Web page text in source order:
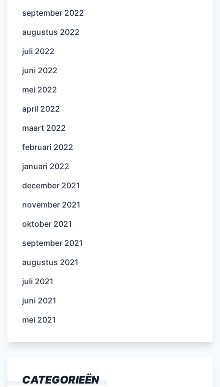
september 2022
augustus 2022
juli 2022
juni 2022
mei 2022
april 2022
maart 2022
februari 2022
januari 2022
december 2021
november 2021
oktober 2021
september 2021
augustus 2021
juli 2021
juni 2021
mei 2021
CATEGORIEËN